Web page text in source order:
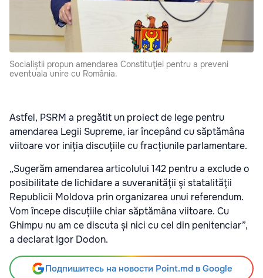
Socialiştii propun amendarea Constituţiei pentru a preveni
eventuala unire cu România.
Astfel, PSRM a pregătit un proiect de lege pentru
amendarea Legii Supreme, iar începând cu săptămâna
viitoare vor iniția discuțiile cu fracțiunile parlamentare.
„Sugerăm amendarea articolului 142 pentru a exclude o
posibilitate de lichidare a suveranităţii şi statalităţii
Republicii Moldova prin organizarea unui referendum.
Vom începe discuțiile chiar săptămâna viitoare. Cu
Ghimpu nu am ce discuta și nici cu cel din penitenciar”,
a declarat Igor Dodon.
Подпишитесь на новости Point.md в Google